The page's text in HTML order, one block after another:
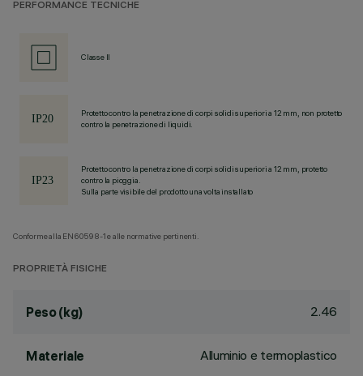
PERFORMANCE TECNICHE
Classe II
Protetto contro la penetrazione di corpi solidi superiori a 12 mm, non protetto
contro la penetrazione di liquidi.
Protetto contro la penetrazione di corpi solidi superiori a 12 mm, protetto
contro la pioggia.
Sulla parte visibile del prodotto una volta installato
Conforme alla EN60598-1 e alle normative pertinenti.
PROPRIETÀ FISICHE
Peso (kg) 2.46
Materiale Alluminio e termoplastico